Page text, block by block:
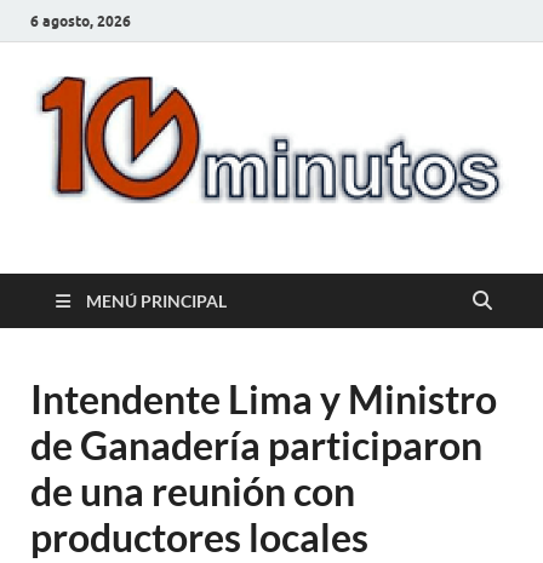
6 agosto, 2026
10minutos.com.uy
MENÚ PRINCIPAL
Intendente Lima y Ministro
de Ganadería participaron
de una reunión con
productores locales